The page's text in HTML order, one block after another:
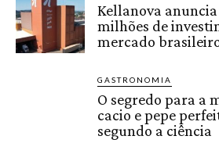
Kellanova anuncia
milhões de
mercado
GASTRONOMIA
O segredo para a
cacio e pepe
segundo a ciência